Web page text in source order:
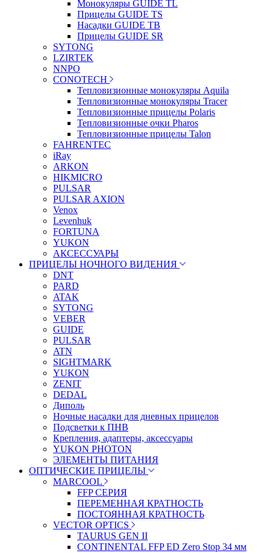
Монокуляры GUIDE TL
Прицелы GUIDE TS
Насадки GUIDE TB
Прицелы GUIDE SR
SYTONG
LZIRTEK
NNPO
CONOTECH
Тепловизионные монокуляры Aquila
Тепловизионные монокуляры Tracer
Тепловизионные прицелы Polaris
Тепловизионные очки Pharos
Тепловизионные прицелы Talon
FAHRENTEC
iRay
ARKON
HIKMICRO
PULSAR
PULSAR AXION
Venox
Levenhuk
FORTUNA
YUKON
АКСЕССУАРЫ
ПРИЦЕЛЫ НОЧНОГО ВИДЕНИЯ
DNT
PARD
ATAK
SYTONG
VEBER
GUIDE
PULSAR
ATN
SIGHTMARK
YUKON
ZENIT
DEDAL
Диполь
Ночные насадки для дневных прицелов
Подсветки к ПНВ
Крепления, адаптеры, аксессуары
YUKON PHOTON
ЭЛЕМЕНТЫ ПИТАНИЯ
ОПТИЧЕСКИЕ ПРИЦЕЛЫ
MARCOOL
FFP СЕРИЯ
ПЕРЕМЕННАЯ КРАТНОСТЬ
ПОСТОЯННАЯ КРАТНОСТЬ
VECTOR OPTICS
TAURUS GEN II
CONTINENTAL FFP ED Zero Stop 34 мм